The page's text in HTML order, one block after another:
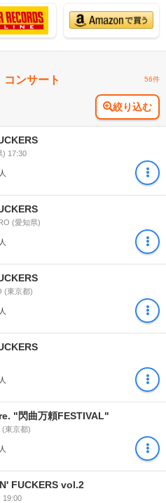
コンサート 56件
絞り込む
) 17:30
人
(愛知県)
人
(東京都)
人
人
"閃曲万頼FESTIVAL"
(東京都)
人
FUCKERS vol.2
19:00